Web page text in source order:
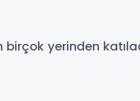
birçok yerinden